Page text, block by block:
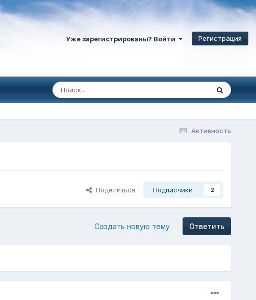
Уже зарегистрированы? Войти Регистрация
Активность
Поделиться Подписчики 2
Ответить
Создать новую тему